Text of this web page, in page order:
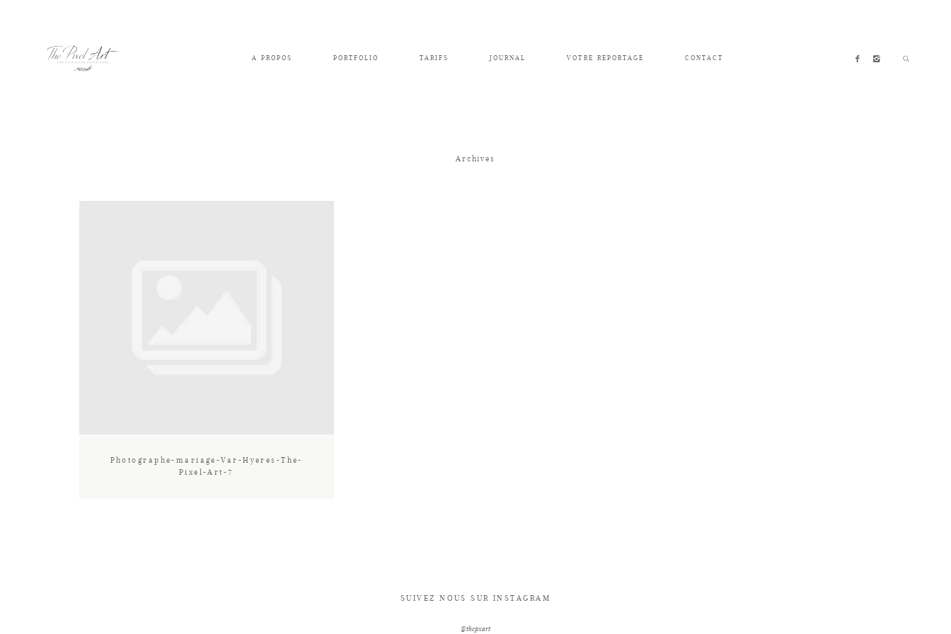
A PROPOS PORTFOLIO TARIFS JOURNAL VOTRE REPORTAGE CONTACT
Archives
Photographe-mariage-Var-Hyeres-The-
Pixel-Art-7
SUIVEZ NOUS SUR INSTAGRAM
@thepxart